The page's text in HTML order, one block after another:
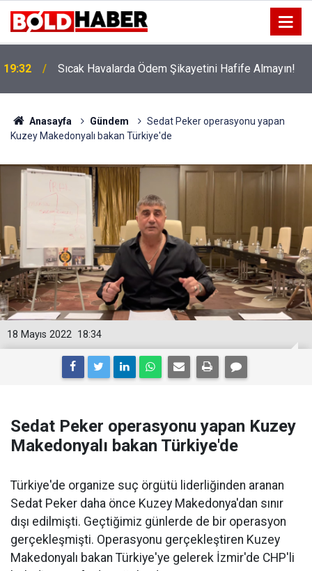
19:32 Sıcak Havalarda Ödem Şikayetini Hafife Almayın!
Anasayfa Gündem
Sedat Peker operasyonu yapan
Kuzey Makedonyalı bakan Türkiye'de
18:34
18 Mayıs 2022
Sedat Peker operasyonu yapan Kuzey
Makedonyalı bakan Türkiye'de
Türkiye'de organize suç örgütü liderliğinden aranan
Sedat Peker daha önce Kuzey Makedonya'dan sınır
dışı edilmişti. Geçtiğimiz günlerde de bir operasyon
gerçekleşmişti. Operasyonu gerçekleştiren Kuzey
Makedonyalı bakan Türkiye'ye gelerek İzmir'de CHP'li